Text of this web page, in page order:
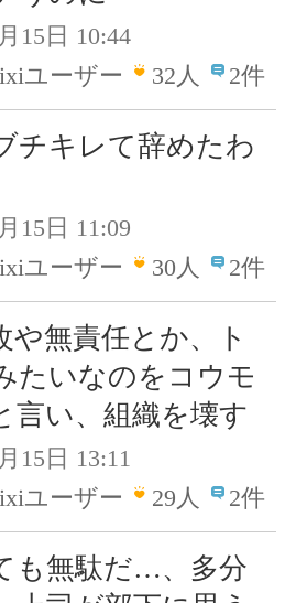
15日 10:44
ユーザー
32人 2件
チキレて辞めたわ
15日 11:09
ユーザー
30人 2件
や無責任とか、ト
たいなのをコウモ
言い、組織を壊す
15日 13:11
ユーザー
29人 2件
も無駄だ…、多分